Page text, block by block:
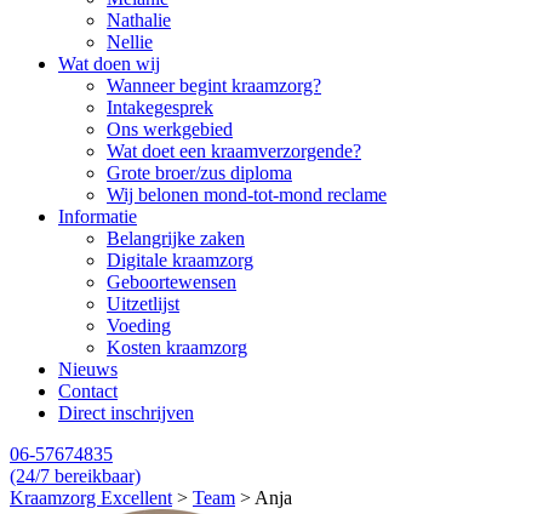
Nathalie
Nellie
Wat doen wij
Wanneer begint kraamzorg?
Intakegesprek
Ons werkgebied
Wat doet een kraamverzorgende?
Grote broer/zus diploma
Wij belonen mond-tot-mond reclame
Informatie
Belangrijke zaken
Digitale kraamzorg
Geboortewensen
Uitzetlijst
Voeding
Kosten kraamzorg
Nieuws
Contact
Direct inschrijven
06-57674835
(24/7 bereikbaar)
Kraamzorg Excellent > Team > Anja